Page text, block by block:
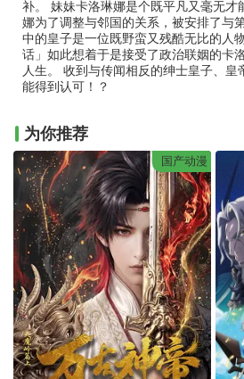
补。 妹妹卡洛琳娜是个既平凡又毫无
娜为了调整与邻国的关系，被安排了与
中的皇子是一位既野蛮又残酷无比的人
话」如此想着于是接受了政治联姻的卡
人生。 收到与传闻相反的绅士皇子、
能得到认可！？
为你推荐
国产动漫